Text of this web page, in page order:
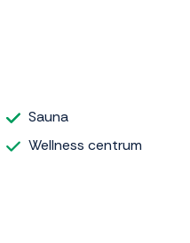
Sauna
Wellness centrum